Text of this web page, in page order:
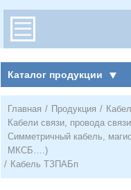
Каталог продукции
Главная / Продукция /
Кабели связи, провода связи
Симметричный кабель,
МКСБ….)
/ Кабель ТЗПАБп